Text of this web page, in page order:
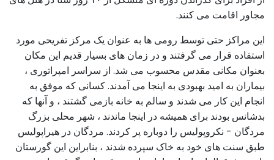
مجاور اقامت می کنند.
این مراکز حتی توسط رومی ها به عنوان یک مرکز تفریحی مورد
استفاده قرار می گرفتند و در زمان های بسیار قدیم این مکان
بعنوان مکانی مقدس محسوب می شد. از سراسر امپراتوری ،
بیماران به امید بهبودی به اینجا می آمدند. کسانی که موفق به
انجام این کار می شدند و سالم به خانه بازمی گشتند ، و آنها که
بدشانس بودند برای همیشه در اینجا ماندند ، شهر محلی بزرگ
مردگان - نکروپولیس را دوباره پر کردند. مردگان در هیراپولیس
طبق سنت های خود به خاک سپرده شدند ، بنابراین این گورستان